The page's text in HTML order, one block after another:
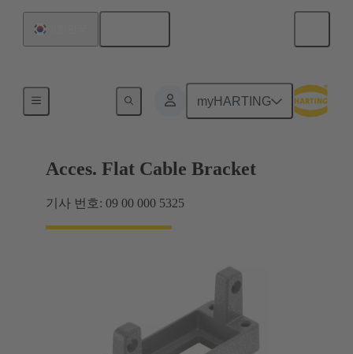
myHARTING
Acces. Flat Cable Bracket
기사 번호: 09 00 000 5325